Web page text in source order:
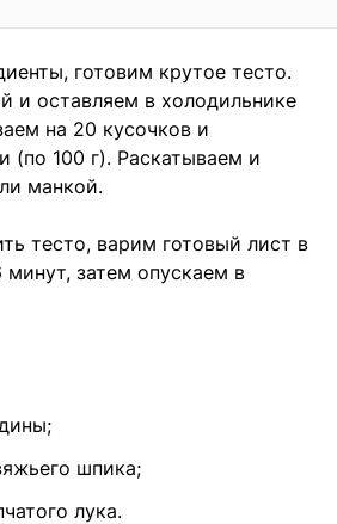
готовим крутое тесто.
и оставляем в холодильнике
на 20 кусочков и
100 г). Раскатываем и
манкой.
тесто, варим готовый лист в
затем опускаем в
шпика;
лука.